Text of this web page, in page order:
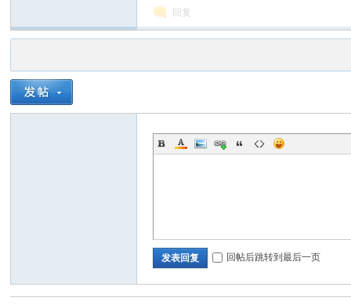
回复
发表回复 回帖后跳转到最后一页